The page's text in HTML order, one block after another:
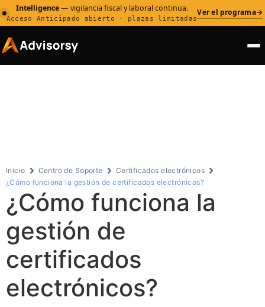
Intelligence— vigilancia fiscal y laboral continua.
Acceso Anticipado abierto · plazas limitadas
Ver el programa→
Inicio Centro de Soporte
Certificados electrónicos
¿Cómo funciona la gestión de certificados electrónicos?
¿Cómo funciona la
gestión de
certificados
electrónicos?